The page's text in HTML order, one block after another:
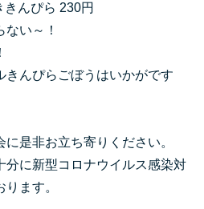
んぴら 230円
い～！
きんぴらごぼうはいかがです
是非お立ち寄りください。
に新型コロナウイルス感染対
ます。